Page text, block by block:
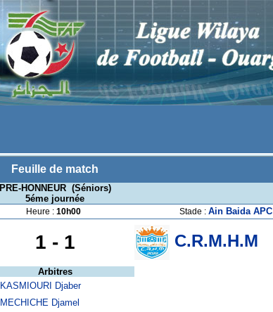
Feuille de match
PRE-HONNEUR (Séniors)
5éme journée
Heure : 10h00 Stade : Ain Baida APC
1 -1 C.R.M.H.M
Arbitres
KASMIOURI Djaber
MECHICHE Djamel